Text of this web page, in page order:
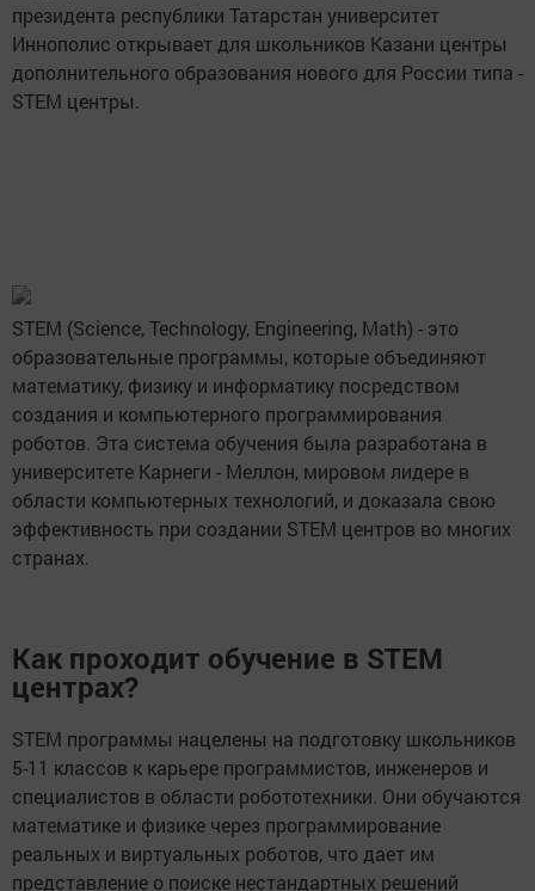
президента республики Татарстан университет
Иннополис открывает для школьников Казани центры
дополнительного образования нового для России типа -
STEM центры.
STEM (Science, Technology, Engineering, Math) - это
образовательные программы, которые объединяют
математику, физику и информатику посредством
создания и компьютерного программирования
роботов. Эта система обучения была разработана в
университете Карнеги - Меллон, мировом лидере в
области компьютерных технологий, и доказала свою
эффективность при создании STEM центров во многих
странах.
Как проходит обучение в STEM
центрах?
STEM программы нацелены на подготовку школьников
5-11 классов к карьере программистов, инженеров и
специалистов в области робототехники. Они обучаются
математике и физике через программирование
реальных и виртуальных роботов, что дает им
представление о поиске нестандартных решений